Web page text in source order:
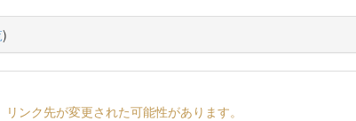
)
ンク先が変更された可能性があります。